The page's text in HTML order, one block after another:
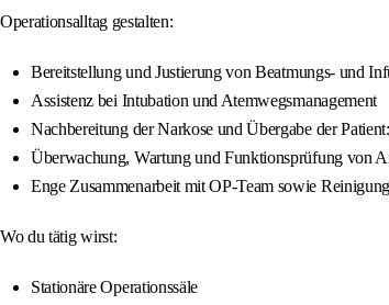
Operationsalltag gestalten:
Bereitstellung und Justierung von Beatmungs- und
Assistenz bei Intubation und Atemwegsmanagement
Nachbereitung der Narkose und Übergabe der
Überwachung, Wartung und Funktionsprüfung von
Enge Zusammenarbeit mit OP-Team sowie
Wo du tätig wirst:
Stationäre Operationssäle